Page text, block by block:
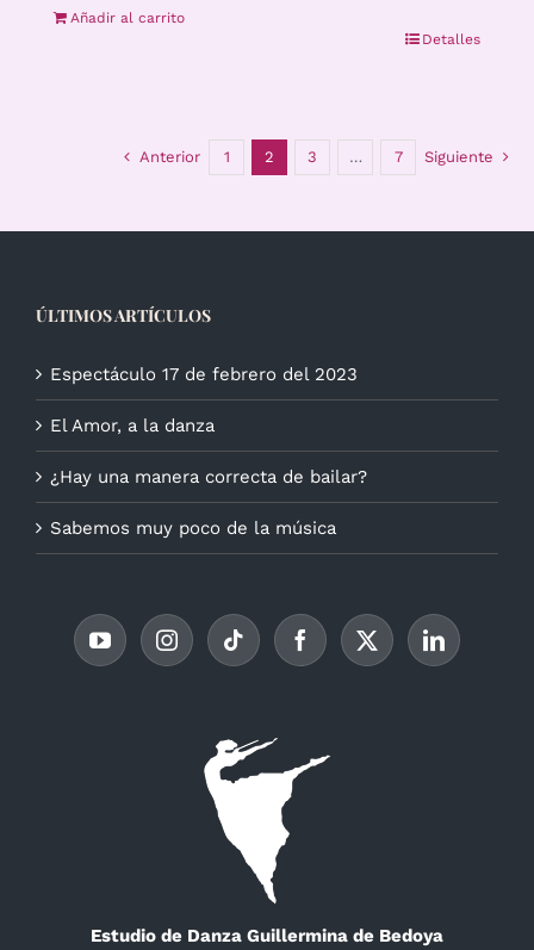
Añadir al carrito
Detalles
Anterior 1 2 3 … 7 Siguiente
ÚLTIMOS ARTÍCULOS
Espectáculo 17 de febrero del 2023
El Amor, a la danza
¿Hay una manera correcta de bailar?
Sabemos muy poco de la música
Estudio de Danza Guillermina de Bedoya